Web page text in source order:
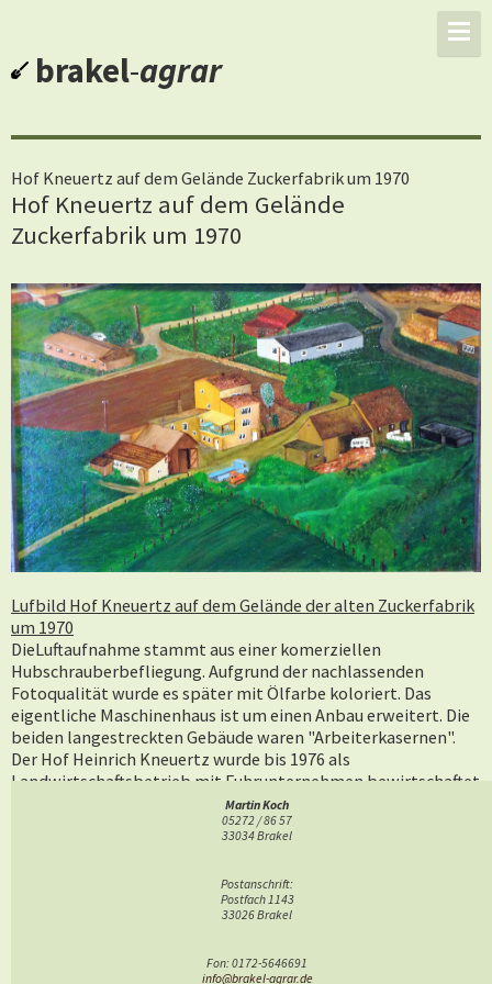
brakel-agrar
Hof Kneuertz auf dem Gelände Zuckerfabrik um 1970
Hof Kneuertz auf dem Gelände
Zuckerfabrik um 1970
Lufbild Hof Kneuertz auf dem Gelände der alten Zuckerfabrik
um 1970
DieLuftaufnahme stammt aus einer komerziellen
Hubschrauberbefliegung. Aufgrund der nachlassenden
Fotoqualität wurde es später mit Ölfarbe koloriert. Das
eigentliche Maschinenhaus ist um einen Anbau erweitert. Die
beiden langestreckten Gebäude waren "Arbeiterkasernen".
Der Hof Heinrich Kneuertz wurde bis 1976 als
Landwirtschaftsbetrieb mit Fuhrunternehmen bewirtschaftet
und danach bis ca. 1995 als Wohnhaus genutzt, bevor die Fa.
Becker dort den Mitarbeiter-Parkplatz u. a. baute.
Informationen zur ehemaligen Zuckerfabrik verdanke.
Martin Koch
05272 / 86 57
33034 Brakel
Postanschrift:
Postfach 1143
33026 Brakel
Fon: 0172-5646691
info@brakel-agrar.de